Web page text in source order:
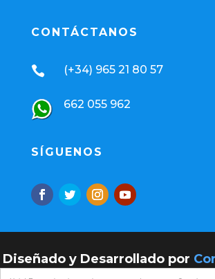
CONTÁCTANOS
 (+34) 965 21 80 57
662 055 962
SÍGUENOS
Diseñado y Desarrollado por